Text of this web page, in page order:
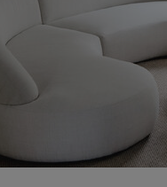
ARCHIVE SALE
PROFFESIONAL B2B
ENG